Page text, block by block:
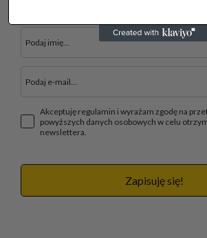
Akceptuję regulamin i wyrażam zgodę na
powyższych danych osobowych w celu
newslettera.
Zapisuję się!